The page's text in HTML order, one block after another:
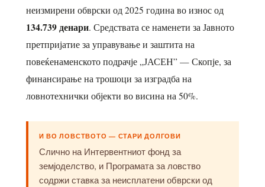
неизмирени обврски од 2025 година во износ од
134.739 денари. Средствата се наменети за Јавното
претпријатие за управување и заштита на
повеќенаменското подрачје „ЈАСЕН” — Скопје, за
финансирање на трошоци за изградба на
ловнотехнички објекти во висина на 50%.
И ВО ЛОВСТВОТО — СТАРИ ДОЛГОВИ
Слично на Интервентниот фонд за
земјоделство, и Програмата за ловство
содржи ставка за неисплатени обврски од